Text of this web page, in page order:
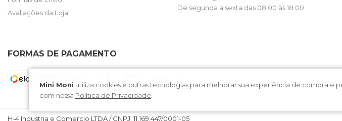
Mini Moni utiliza cookies e outras tecnologias para melhorar sua experiência de compra e
com nossa Política de Privacidade
Avaliações da Loja
De segunda a sexta das 08:00 às 18:00
FORMAS DE PAGAMENTO
H-4 Industria e Comercio LTDA / CNPJ: 11.169.447/0001-05